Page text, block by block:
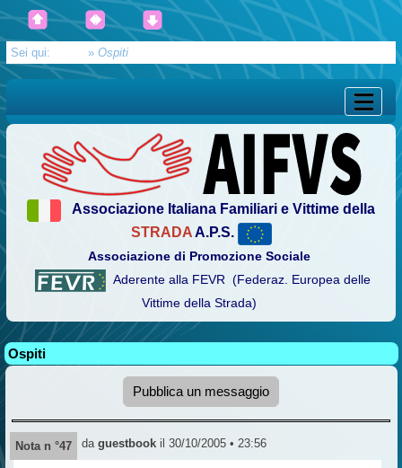
Sei qui: » Ospiti
Associazione Italiana Familiari e Vittime della
STRADAA.P.S.
Associazione di Promozione Sociale
Aderente alla FEVR (Federaz. Europea delle
Vittime della Strada)
Ospiti
Pubblica un messaggio
Nota n °47 da guestbookil 30/10/2005 • 23:56